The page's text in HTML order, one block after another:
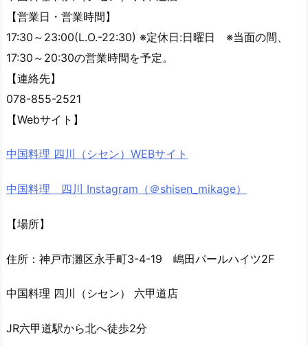
【営業日・営業時間】
17:30～23:00(L.O.-22:30) ※定休日:日曜日 ※当面の間、
17:30～20:30の営業時間を予定。
【連絡先】
078-855-2521
【Webサイト】
中国料理 四川（シセン）WEBサイト
中国料理 四川 Instagram（＠shisen_mikage）
【場所】
住所：神戸市灘区永手町3-4-19 嶋田パールハイツ2F
中国料理 四川（シセン） 六甲道店
JR六甲道駅から北へ徒歩2分